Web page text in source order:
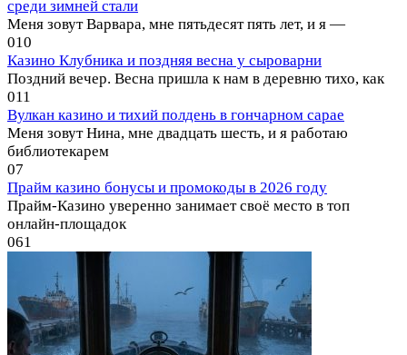
среди зимней стали
Меня зовут Варвара, мне пятьдесят пять лет, и я —
010
Казино Клубника и поздняя весна у сыроварни
Поздний вечер. Весна пришла к нам в деревню тихо, как
011
Вулкан казино и тихий полдень в гончарном сарае
Меня зовут Нина, мне двадцать шесть, и я работаю
библиотекарем
07
Прайм казино бонусы и промокоды в 2026 году
Прайм-Казино уверенно занимает своё место в топ
онлайн-площадок
061